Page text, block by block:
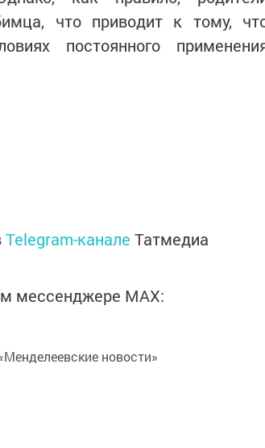
что приводит к тому,
постоянного
Telegram-канале Татмедиа
мессенджере MАХ:
новости»